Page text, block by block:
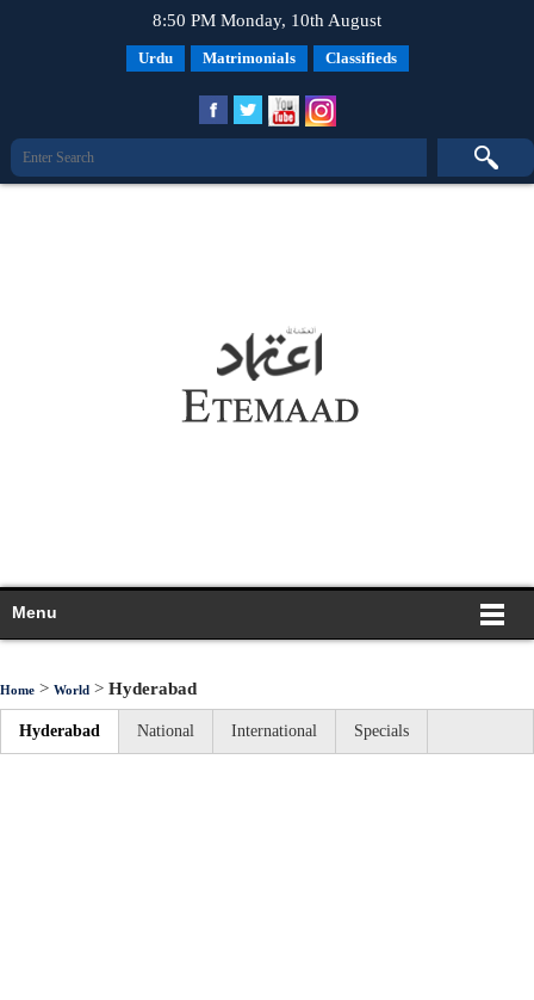
8:50 PM Monday, 10th August
Urdu Matrimonials Classifieds
Menu
Home > World > Hyderabad
Hyderabad National International Specials